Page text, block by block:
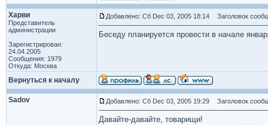
Харви
Представитель
администрации
Зарегистрирован:
24.04.2005
Сообщения: 1979
Откуда: Москва
Добавлено: Сб Dec 03, 2005 18:14 Заголовок
Беседу планируется провести в начале
Вернуться к началу
Sadov Добавлено: Сб Dec 03, 2005 19:29 Заголовок
Давайте-давайте, товарищи!